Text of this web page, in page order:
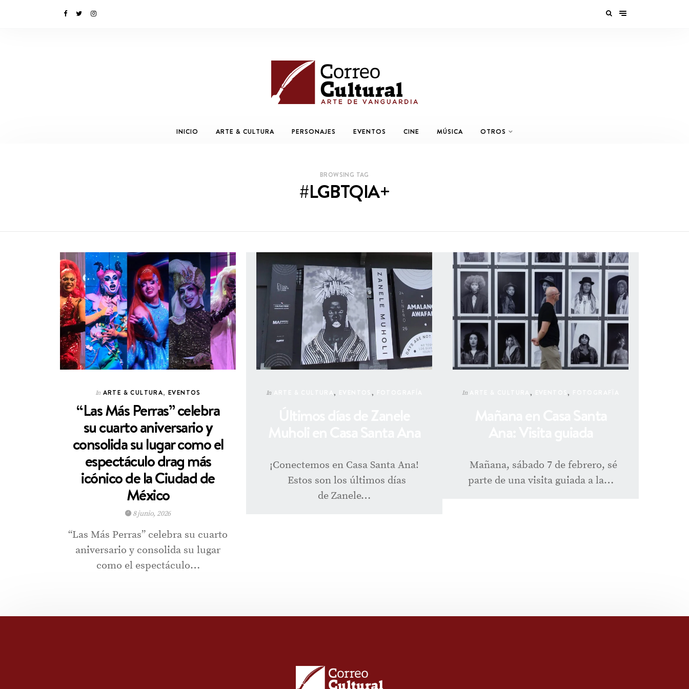
INICIO ARTE & CULTURA PERSONAJES EVENTOS CINE MÚSICA OTROS
BROWSING TAG
#LGBTQIA+
In ARTE & CULTURA, EVENTOS
“Las Más Perras” celebra
su cuarto aniversario y
consolida su lugar como el
espectáculo drag más
icónico de la Ciudad de
México
8 junio, 2026
“Las Más Perras” celebra su cuarto
aniversario y consolida su lugar
como el espectáculo…
In ARTE & CULTURA, ,
¡Conectemos en Casa Santa Ana!
Estos son los últimos días
de Zanele…
In , EVENTOS,
Mañana, sábado 7 de febrero, sé
parte de una visita guiada a la…